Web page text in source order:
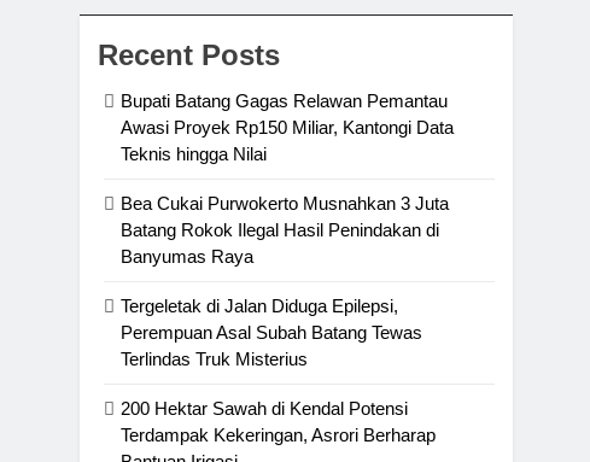
Recent Posts
Bupati Batang Gagas Relawan Pemantau
Awasi Proyek Rp150 Miliar, Kantongi Data
Teknis hingga Nilai
Bea Cukai Purwokerto Musnahkan 3 Juta
Batang Rokok Ilegal Hasil Penindakan di
Banyumas Raya
Tergeletak di Jalan Diduga Epilepsi,
Perempuan Asal Subah Batang Tewas
Terlindas Truk Misterius
200 Hektar Sawah di Kendal Potensi
Terdampak Kekeringan, Asrori Berharap